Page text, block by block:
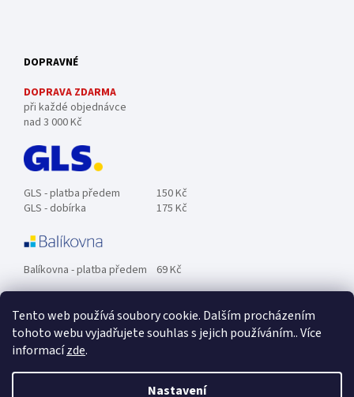
Tento web používá soubory cookie. Dalším procházením
tohoto webu vyjadřujete souhlas s jejich používáním.. Více
informacízde.
Nastavení
DOPRAVNÉ
DOPRAVA ZDARMA
při každé objednávce
nad 3 000 Kč
GLS - platba předem
150 Kč
GLS - dobírka
175 Kč
Balíkovna - platba předem 69 Kč
Zásilkovna - platba předem 89 Kč